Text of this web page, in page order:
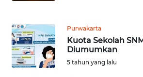
Purwakarta
Kuota Sekolah
Diumumkan
5 tahun yang lalu
LANGKAT
WN
TAPANULI